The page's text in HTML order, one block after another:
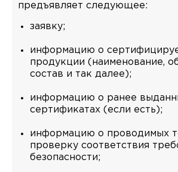
предъявляет следующее:
заявку;
информацию о
продукции (наименование,
состав и так далее);
информацию о ранее
сертификатах (если есть);
информацию о проводимых
проверку соответствия
безопасности;